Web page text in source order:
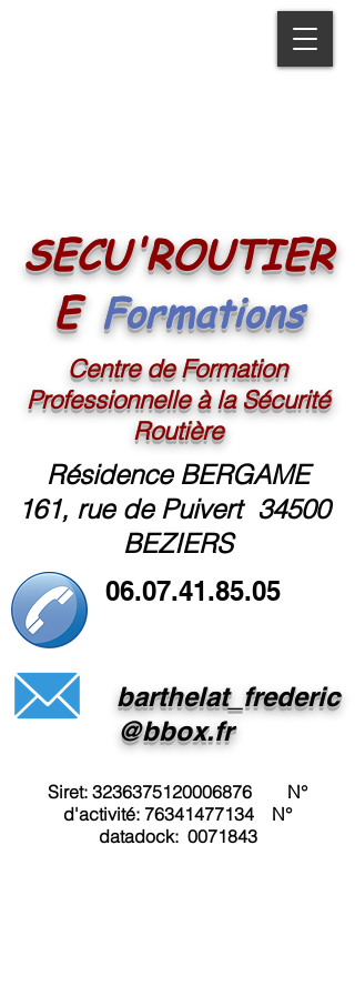
SECU'ROUTIER
E Formations
Centre de Formation
Professionnelle à la Sécurité
Routière
Résidence BERGAME
161, rue de Puivert 34500
BEZIERS
06.07.41.85.05
barthelat_frederic
@bbox.fr
Siret: 3236375120006876 N°
d'activité: 76341477134 N°
datadock: 0071843